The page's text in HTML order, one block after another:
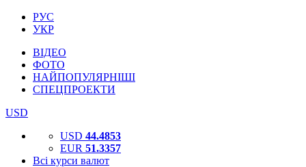
РУС
УКР
ВІДЕО
ФОТО
НАЙПОПУЛЯРНІШІ
СПЕЦПРОЕКТИ
USD
USD 44.4853
EUR 51.3357
Всі курси валют